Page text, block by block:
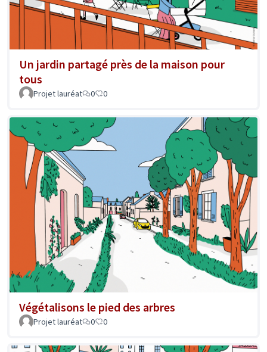
Un jardin partagé près de la maison pour
tous
Projet lauréat 0 0
Végétalisons le pied des arbres
Projet lauréat 0 0